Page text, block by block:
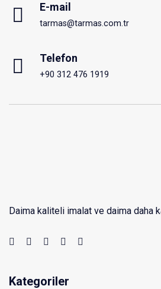
E-mail
tarmas@tarmas.com.tr
Telefon
+90 312 476 1919
Daima kaliteli imalat ve daima daha
Kategoriler